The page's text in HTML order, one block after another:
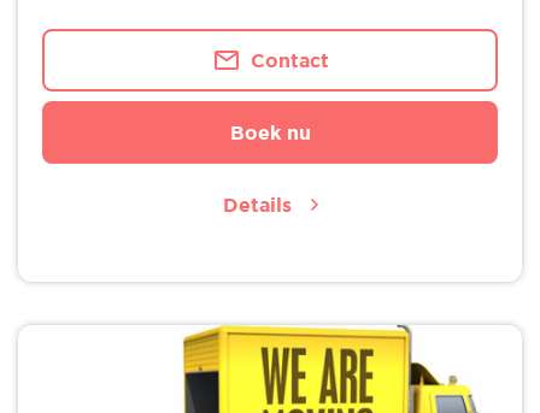
Contact
Boek nu
Details